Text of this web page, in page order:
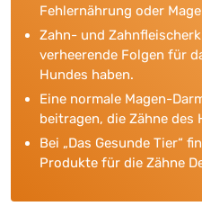
Fehlernährung oder
Zahn- und
verheerende Folgen für
Hundes haben.
Eine normale Magen-
beitragen, die Zähne des
Bei „Das Gesunde Tier“
Produkte für die Zähne